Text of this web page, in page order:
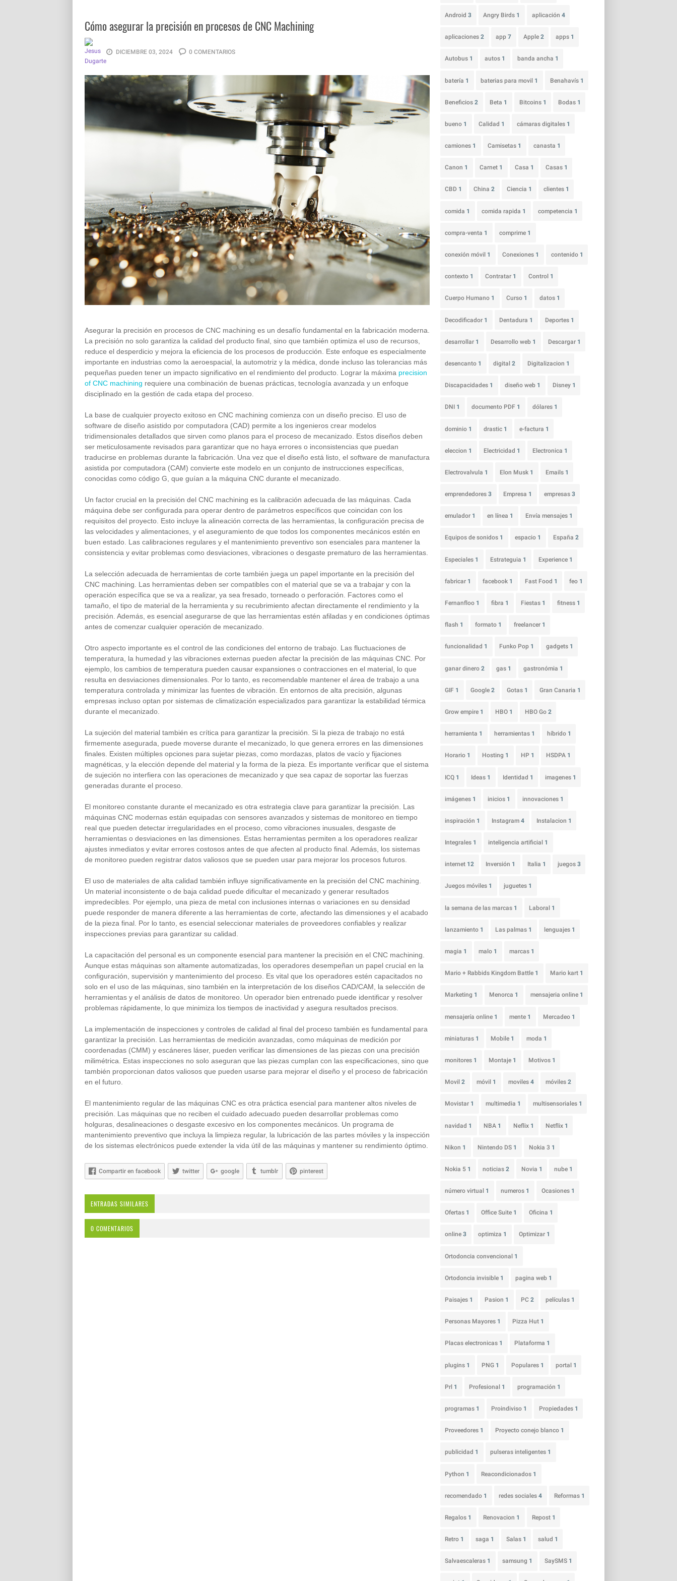
Cómo asegurar la precisión en procesos de CNC Machining
DICIEMBRE 03, 2024 0 COMENTARIOS
Asegurar la precisión en procesos de CNC machining es un desafío fundamental en la fabricación moderna.
La precisión no solo garantiza la calidad del producto final, sino que también optimiza el uso de recursos,
reduce el desperdicio y mejora la eficiencia de los procesos de producción. Este enfoque es especialmente
importante en industrias como la aeroespacial, la automotriz y la médica, donde incluso las tolerancias más
pequeñas pueden tener un impacto significativo en el rendimiento del producto. Lograr la máxima precision
of CNC machining requiere una combinación de buenas prácticas, tecnología avanzada y un enfoque
disciplinado en la gestión de cada etapa del proceso.
La base de cualquier proyecto exitoso en CNC machining comienza con un diseño preciso. El uso de
software de diseño asistido por computadora (CAD) permite a los ingenieros crear modelos
tridimensionales detallados que sirven como planos para el proceso de mecanizado. Estos diseños deben
ser meticulosamente revisados para garantizar que no haya errores o inconsistencias que puedan
traducirse en problemas durante la fabricación. Una vez que el diseño está listo, el software de manufactura
asistida por computadora (CAM) convierte este modelo en un conjunto de instrucciones específicas,
conocidas como código G, que guían a la máquina CNC durante el mecanizado.
Un factor crucial en la precisión del CNC machining es la calibración adecuada de las máquinas. Cada
máquina debe ser configurada para operar dentro de parámetros específicos que coincidan con los
requisitos del proyecto. Esto incluye la alineación correcta de las herramientas, la configuración precisa de
las velocidades y alimentaciones, y el aseguramiento de que todos los componentes mecánicos estén en
buen estado. Las calibraciones regulares y el mantenimiento preventivo son esenciales para mantener la
consistencia y evitar problemas como desviaciones, vibraciones o desgaste prematuro de las herramientas.
La selección adecuada de herramientas de corte también juega un papel importante en la precisión del
CNC machining. Las herramientas deben ser compatibles con el material que se va a trabajar y con la
operación específica que se va a realizar, ya sea fresado, torneado o perforación. Factores como el
tamaño, el tipo de material de la herramienta y su recubrimiento afectan directamente el rendimiento y la
precisión. Además, es esencial asegurarse de que las herramientas estén afiladas y en condiciones óptimas
antes de comenzar cualquier operación de mecanizado.
Otro aspecto importante es el control de las condiciones del entorno de trabajo. Las fluctuaciones de
temperatura, la humedad y las vibraciones externas pueden afectar la precisión de las máquinas CNC. Por
ejemplo, los cambios de temperatura pueden causar expansiones o contracciones en el material, lo que
resulta en desviaciones dimensionales. Por lo tanto, es recomendable mantener el área de trabajo a una
temperatura controlada y minimizar las fuentes de vibración. En entornos de alta precisión, algunas
empresas incluso optan por sistemas de climatización especializados para garantizar la estabilidad térmica
durante el mecanizado.
La sujeción del material también es crítica para garantizar la precisión. Si la pieza de trabajo no está
firmemente asegurada, puede moverse durante el mecanizado, lo que genera errores en las dimensiones
finales. Existen múltiples opciones para sujetar piezas, como mordazas, platos de vacío y fijaciones
magnéticas, y la elección depende del material y la forma de la pieza. Es importante verificar que el sistema
de sujeción no interfiera con las operaciones de mecanizado y que sea capaz de soportar las fuerzas
generadas durante el proceso.
El monitoreo constante durante el mecanizado es otra estrategia clave para garantizar la precisión. Las
máquinas CNC modernas están equipadas con sensores avanzados y sistemas de monitoreo en tiempo
real que pueden detectar irregularidades en el proceso, como vibraciones inusuales, desgaste de
herramientas o desviaciones en las dimensiones. Estas herramientas permiten a los operadores realizar
ajustes inmediatos y evitar errores costosos antes de que afecten al producto final. Además, los sistemas
de monitoreo pueden registrar datos valiosos que se pueden usar para mejorar los procesos futuros.
El uso de materiales de alta calidad también influye significativamente en la precisión del CNC machining.
Un material inconsistente o de baja calidad puede dificultar el mecanizado y generar resultados
impredecibles. Por ejemplo, una pieza de metal con inclusiones internas o variaciones en su densidad
puede responder de manera diferente a las herramientas de corte, afectando las dimensiones y el acabado
de la pieza final. Por lo tanto, es esencial seleccionar materiales de proveedores confiables y realizar
inspecciones previas para garantizar su calidad.
La capacitación del personal es un componente esencial para mantener la precisión en el CNC machining.
Aunque estas máquinas son altamente automatizadas, los operadores desempeñan un papel crucial en la
configuración, supervisión y mantenimiento del proceso. Es vital que los operadores estén capacitados no
solo en el uso de las máquinas, sino también en la interpretación de los diseños CAD/CAM, la selección de
herramientas y el análisis de datos de monitoreo. Un operador bien entrenado puede identificar y resolver
problemas rápidamente, lo que minimiza los tiempos de inactividad y asegura resultados precisos.
La implementación de inspecciones y controles de calidad al final del proceso también es fundamental para
garantizar la precisión. Las herramientas de medición avanzadas, como máquinas de medición por
coordenadas (CMM) y escáneres láser, pueden verificar las dimensiones de las piezas con una precisión
milimétrica. Estas inspecciones no solo aseguran que las piezas cumplan con las especificaciones, sino que
también proporcionan datos valiosos que pueden usarse para mejorar el diseño y el proceso de fabricación
en el futuro.
El mantenimiento regular de las máquinas CNC es otra práctica esencial para mantener altos niveles de
precisión. Las máquinas que no reciben el cuidado adecuado pueden desarrollar problemas como
holguras, desalineaciones o desgaste excesivo en los componentes mecánicos. Un programa de
mantenimiento preventivo que incluya la limpieza regular, la lubricación de las partes móviles y la inspección
de los sistemas electrónicos puede extender la vida útil de las máquinas y mantener su rendimiento óptimo.
Compartir en facebook twitter google tumblr pinterest
ENTRADAS SIMILARES
0 COMENTARIOS
Android3 Angry Birds 1 aplicación 4
aplicaciones2 app7 Apple 2 apps 1
Autobus 1 autos 1 banda ancha 1
batería 1 baterias para movil 1 Benahavís 1
Beneficios2 Beta 1 Bitcoins 1 Bodas 1
bueno 1 Calidad 1 cámaras digitales 1
camiones 1 Camisetas 1 canasta 1
Canon 1 Carnet 1 Casa 1 Casas 1
CBD 1 China2 Ciencia 1 clientes 1
comida 1 comida rapida 1 competencia 1
compra-venta 1 comprime 1
conexión móvil 1 Conexiones 1 contenido 1
contexto 1 Contratar 1 Control 1
Cuerpo Humano 1 Curso 1 datos 1
Decodificador 1 Dentadura 1 Deportes 1
desarrollar 1 Desarrollo web 1 Descargar 1
desencanto 1 digital2 Digitalizacion 1
Discapacidades 1 diseño web 1 Disney 1
DNI 1 documento PDF 1 dólares 1
dominio 1 drastic 1 e-factura 1
eleccion 1 Electricidad 1 Electronica 1
Electrovalvula 1 Elon Musk 1 Emails 1
emprendedores3 Empresa 1 empresas 3
emulador 1 en línea 1 Envía mensajes 1
Equipos de sonidos 1 espacio 1 España 2
Especiales 1 Estrateguia 1 Experience 1
fabricar 1 facebook 1 Fast Food 1 feo 1
Fernanfloo 1 fibra 1 Fiestas 1 fitness 1
flash 1 formato 1 freelancer 1
funcionalidad 1 Funko Pop 1 gadgets 1
ganar dinero2 gas 1 gastronómia 1
GIF 1 Google2 Gotas 1 Gran Canaria 1
Grow empire 1 HBO 1 HBO Go 2
herramienta 1 herramientas 1 híbrido 1
Horario 1 Hosting 1 HP 1 HSDPA 1
ICQ 1 Ideas 1 Identidad 1 imagenes 1
imágenes 1 inicios 1 innovaciones 1
inspiración 1 Instagram4 Instalacion 1
Integrales 1 inteligencia artificial 1
internet 12 Inversión 1 Italia 1 juegos 3
Juegos móviles 1 juguetes 1
la semana de las marcas 1 Laboral 1
lanzamiento 1 Las palmas 1 lenguajes 1
magia 1 malo 1 marcas 1
Mario + Rabbids Kingdom Battle 1 Mario kart 1
Marketing 1 Menorca 1 mensajeria online 1
mensajería online 1 mente 1 Mercadeo 1
miniaturas 1 Mobile 1 moda 1
monitores 1 Montaje 1 Motivos 1
Movil2 móvil 1 moviles 4 móviles 2
Movistar 1 multimedia 1 multisensoriales 1
navidad 1 NBA 1 Neflix 1 Netflix 1
Nikon 1 Nintendo DS 1 Nokia 3 1
Nokia 5 1 noticias2 Novia 1 nube 1
número virtual 1 numeros 1 Ocasiones 1
Ofertas 1 Office Suite 1 Oficina 1
online3 optimiza 1 Optimizar 1
Ortodoncia convencional 1
Ortodoncia invisible 1 pagina web 1
Paisajes 1 Pasion 1 PC 2 películas 1
Personas Mayores 1 Pizza Hut 1
Placas electronicas 1 Plataforma 1
plugins 1 PNG 1 Populares 1 portal 1
Prl 1 Profesional 1 programación 1
programas 1 Proindiviso 1 Propiedades 1
Proveedores 1 Proyecto conejo blanco 1
publicidad 1 pulseras inteligentes 1
Python 1 Reacondicionados 1
recomendado 1 redes sociales4 Reformas 1
Regalos 1 Renovacion 1 Repost 1
Retro 1 saga 1 Salas 1 salud 1
Salvaescaleras 1 samsung 1 SaySMS 1